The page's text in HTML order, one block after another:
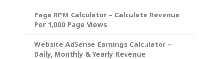
Page RPM Calculator – Calculate Revenue
Per 1,000 Page Views
Website AdSense Earnings Calculator –
Daily, Monthly & Yearly Revenue